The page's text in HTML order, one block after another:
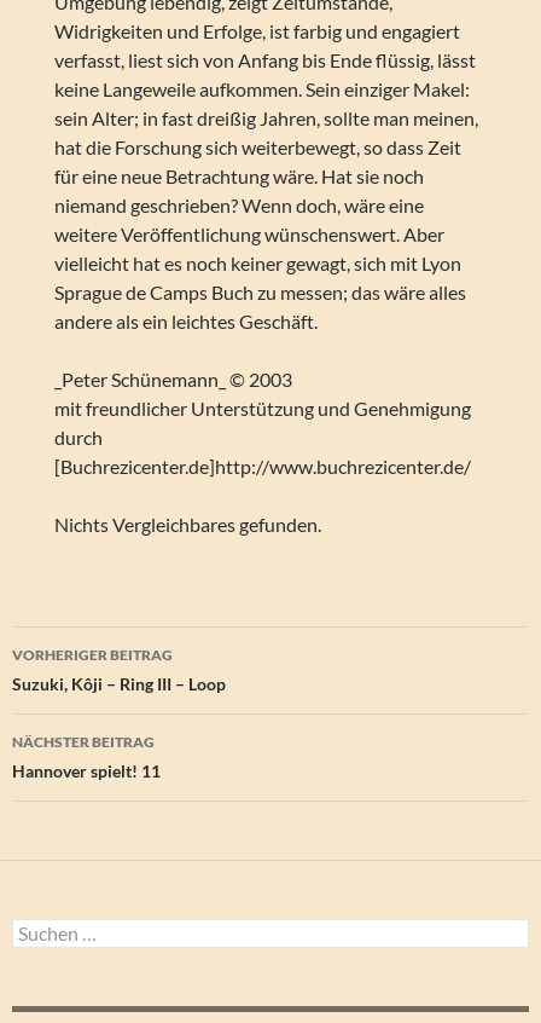
Widrigkeiten und Erfolge, ist farbig und engagiert
verfasst, liest sich von Anfang bis Ende flüssig, lässt
keine Langeweile aufkommen. Sein einziger Makel:
sein Alter; in fast dreißig Jahren, sollte man meinen,
hat die Forschung sich weiterbewegt, so dass Zeit
für eine neue Betrachtung wäre. Hat sie noch
niemand geschrieben? Wenn doch, wäre eine
weitere Veröffentlichung wünschenswert. Aber
vielleicht hat es noch keiner gewagt, sich mit Lyon
Sprague de Camps Buch zu messen; das wäre alles
andere als ein leichtes Geschäft.
_Peter Schünemann_ © 2003
mit freundlicher Unterstützung und Genehmigung
durch
[Buchrezicenter.de]http://www.buchrezicenter.de/
Nichts Vergleichbares gefunden.
Beitragsnavigation
VORHERIGER BEITRAG
Suzuki, Kôji – Ring III – Loop
NÄCHSTER BEITRAG
Hannover spielt! 11
Suchen
nach: